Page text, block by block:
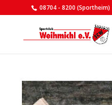
08704 - 8200 (Sportheim)